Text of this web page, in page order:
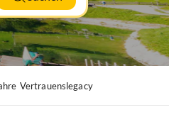
Vertrauenslegacy